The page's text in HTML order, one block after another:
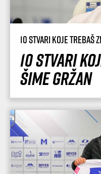
10 stvari koje trebaš
10 stvari
Šime Gržan